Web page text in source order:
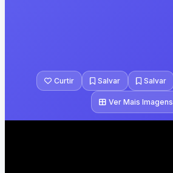
Curtir Salvar Salvar
Ver Mais Imagens